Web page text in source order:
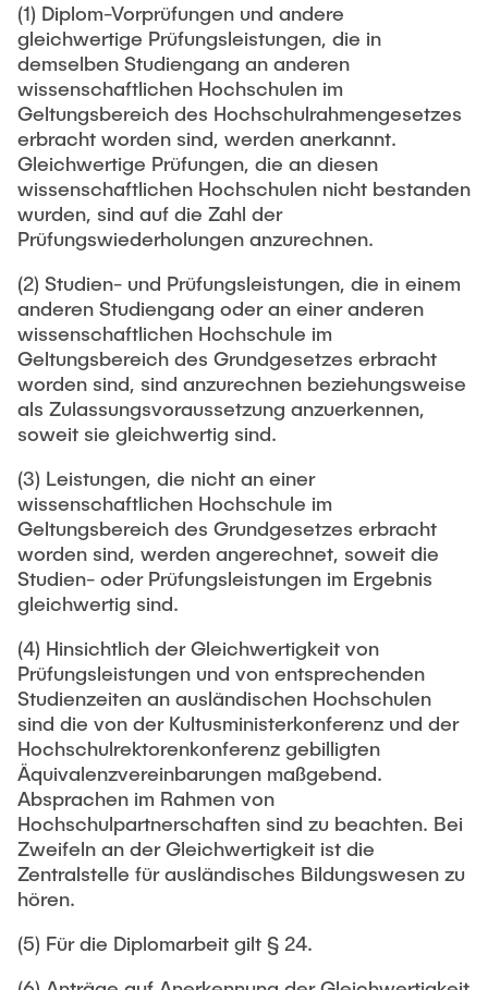
(1) Diplom-Vorprüfungen und andere
gleichwertige Prüfungsleistungen, die in
demselben Studiengang an anderen
wissenschaftlichen Hochschulen im
Geltungsbereich des Hochschulrahmengesetzes
erbracht worden sind, werden anerkannt.
Gleichwertige Prüfungen, die an diesen
wissenschaftlichen Hochschulen nicht bestanden
wurden, sind auf die Zahl der
Prüfungswiederholungen anzurechnen.
(2) Studien- und Prüfungsleistungen, die in einem
anderen Studiengang oder an einer anderen
wissenschaftlichen Hochschule im
Geltungsbereich des Grundgesetzes erbracht
worden sind, sind anzurechnen beziehungsweise
als Zulassungsvoraussetzung anzuerkennen,
soweit sie gleichwertig sind.
(3) Leistungen, die nicht an einer
wissenschaftlichen Hochschule im
Geltungsbereich des Grundgesetzes erbracht
worden sind, werden angerechnet, soweit die
Studien- oder Prüfungsleistungen im Ergebnis
gleichwertig sind.
(4) Hinsichtlich der Gleichwertigkeit von
Prüfungsleistungen und von entsprechenden
Studienzeiten an ausländischen Hochschulen
sind die von der Kultusministerkonferenz und der
Hochschulrektorenkonferenz gebilligten
Äquivalenzvereinbarungen maßgebend.
Absprachen im Rahmen von
Hochschulpartnerschaften sind zu beachten. Bei
Zweifeln an der Gleichwertigkeit ist die
Zentralstelle für ausländisches Bildungswesen zu
hören.
(5) Für die Diplomarbeit gilt § 24.